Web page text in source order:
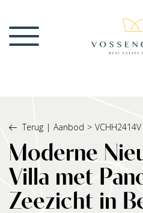
Terug | Aanbod > VCHH2414V
Moderne
Villa met
Zeezicht in